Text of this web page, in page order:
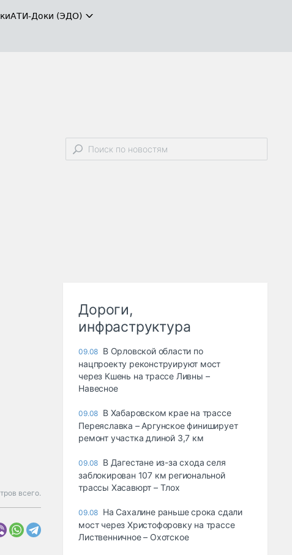
АТИ-Доки (ЭДО)
всего.
Дороги,
инфраструктура
09.08 В Орловской области по
нацпроекту реконструируют мост
через Кшень на трассе Ливны –
Навесное
09.08 В Хабаровском крае на трассе
Переяславка – Аргунское финиширует
ремонт участка длиной 3,7 км
09.08 В Дагестане из-за схода селя
заблокирован 107 км региональной
трассы Хасавюрт – Тлох
09.08 На Сахалине раньше срока сдали
мост через Христофоровку на трассе
Лиственничное – Охотское